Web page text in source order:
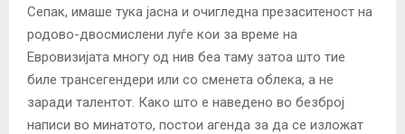
Сепак, имаше тука јасна и очигледна презаситеност на
родово-двосмислени луѓе кои за време на
Евровизијата многу од нив беа таму затоа што тие
биле трансегендери или со сменета облека, а не
заради талентот. Како што е наведено во безброј
написи во минатото, постои агенда за да се изложат